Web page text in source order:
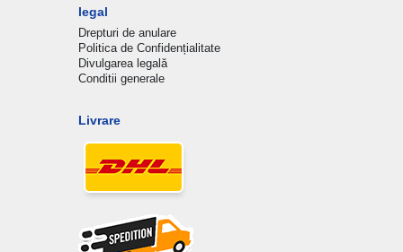
legal
Drepturi de anulare
Politica de Confidențialitate
Divulgarea legală
Conditii generale
Livrare